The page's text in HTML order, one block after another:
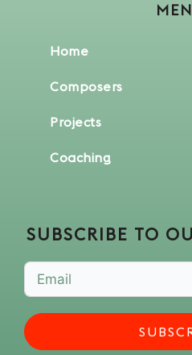
Home
Composers
Projects
Coaching
SUBSCRIBE TO